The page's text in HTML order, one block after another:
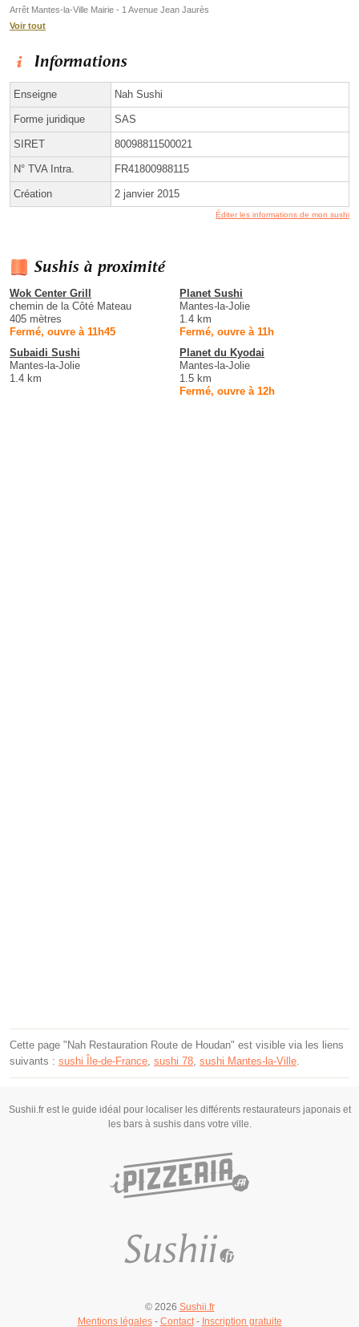
Arrêt Mantes-la-Ville Mairie - 1 Avenue Jean Jaurès
Voir tout
Informations
Enseigne Nah Sushi
Forme juridique SAS
SIRET 80098811500021
N° TVA Intra. FR41800988115
Création 2 janvier 2015
Éditer les informations de mon sushi
Sushis à proximité
Wok Center Grill
chemin de la Côté Mateau
405 mètres
Fermé, ouvre à 11h45
Planet Sushi
Mantes-la-Jolie
1.4 km
Fermé, ouvre à 11h
Subaidi Sushi
Mantes-la-Jolie
1.4 km
Planet du Kyodai
Mantes-la-Jolie
1.5 km
Fermé, ouvre à 12h
Cette page "Nah Restauration Route de Houdan" est visible via les liens
suivants : sushi Île-de-France, sushi 78, sushi Mantes-la-Ville.
Sushii.fr est le guide idéal pour localiser les différents restaurateurs japonais et
les bars à sushis dans votre ville.
© 2026 Sushii.fr
Mentions légales- Contact- Inscription gratuite